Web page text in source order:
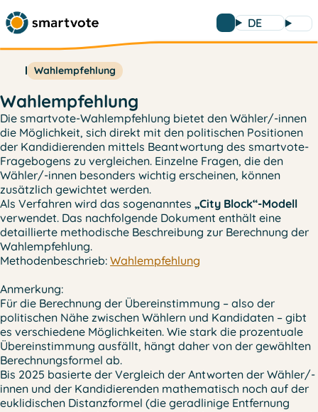
DE
Wahlempfehlung
Wahlempfehlung
Die smartvote-Wahlempfehlung bietet den Wähler/-innen
die Möglichkeit, sich direkt mit den politischen Positionen
der Kandidierenden mittels Beantwortung des smartvote-
Fragebogens zu vergleichen. Einzelne Fragen, die den
Wähler/-innen besonders wichtig erscheinen, können
zusätzlich gewichtet werden.
Als Verfahren wird das sogenanntes „City Block“-Modell
verwendet. Das nachfolgende Dokument enthält eine
detaillierte methodische Beschreibung zur Berechnung der
Wahlempfehlung.
Methodenbeschrieb: Wahlempfehlung
Anmerkung:
Für die Berechnung der Übereinstimmung – also der
politischen Nähe zwischen Wählern und Kandidaten – gibt
es verschiedene Möglichkeiten. Wie stark die prozentuale
Übereinstimmung ausfällt, hängt daher von der gewählten
Berechnungsformel ab.
Bis 2025 basierte der Vergleich der Antworten der Wähler/-
innen und der Kandidierenden mathematisch noch auf der
euklidischen Distanzformel (die geradlinige Entfernung